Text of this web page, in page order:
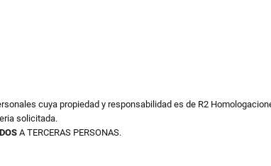
cuya propiedad y responsabilidad es de R2
solicitada.
A TERCERAS PERSONAS.